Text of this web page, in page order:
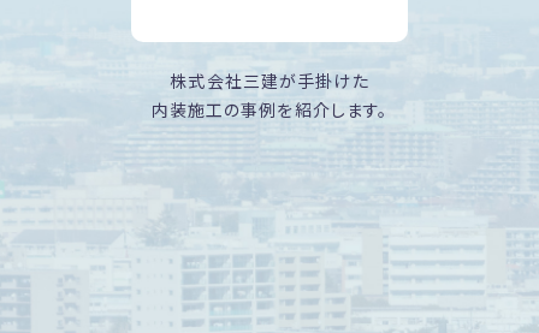
株式会社三建が手掛けた
内装施工の事例を紹介します。